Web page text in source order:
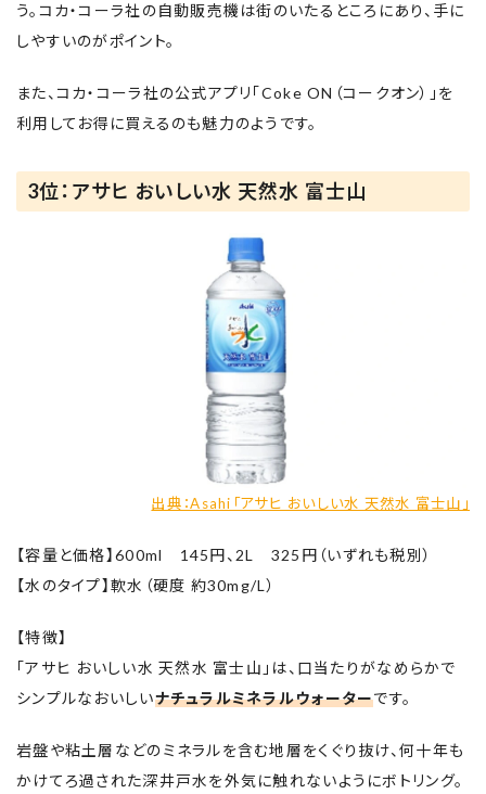
う。コカ・コーラ社の自動販売機は街のいたるところにあり、手に
しやすいのがポイント。
また、コカ・コーラ社の公式アプリ「Coke ON（コークオン）」を
利用してお得に買えるのも魅力のようです。
3位：アサヒ おいしい水 天然水 富士山
出典：Asahi「アサヒ おいしい水 天然水 富士山」
【容量と価格】600ml 145円、2L 325円（いずれも税別）
【水のタイプ】軟水（硬度 約30mg/L）
【特徴】
「アサヒ おいしい水 天然水 富士山」は、口当たりがなめらかで
シンプルなおいしいナチュラルミネラルウォーターです。
岩盤や粘土層などのミネラルを含む地層をくぐり抜け、何十年も
かけてろ過された深井戸水を外気に触れないようにボトリング。